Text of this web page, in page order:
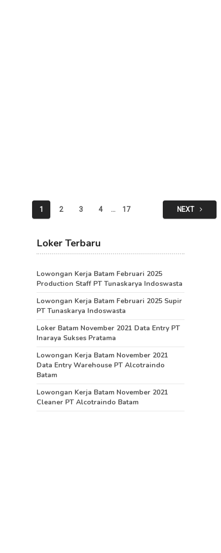
pagination
1 2 3 4 … 17 NEXT
Loker Terbaru
Lowongan Kerja Batam Februari 2025
Production Staff PT Tunaskarya Indoswasta
Lowongan Kerja Batam Februari 2025 Supir
PT Tunaskarya Indoswasta
Loker Batam November 2021 Data Entry PT
Inaraya Sukses Pratama
Lowongan Kerja Batam November 2021
Data Entry Warehouse PT Alcotraindo
Batam
Lowongan Kerja Batam November 2021
Cleaner PT Alcotraindo Batam